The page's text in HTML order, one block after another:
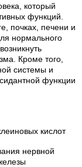
который
функций.
почках, печени и
нормального
Кроме того,
системы и
функции
кислот
нервной